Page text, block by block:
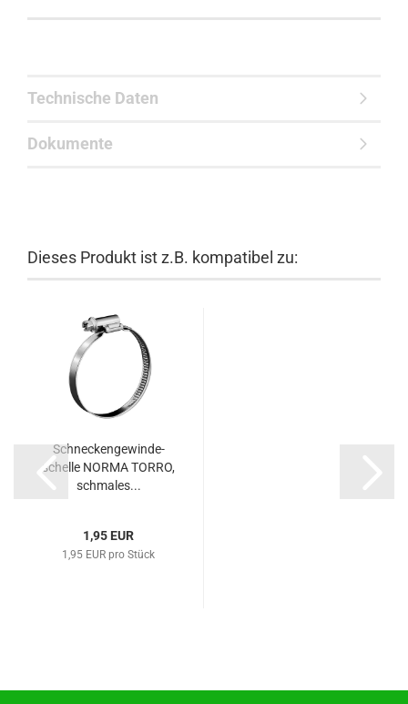
Technische Daten
Dokumente
Dieses Produkt ist z.B. kompatibel zu:
Schne­cken­ge­win­de­
schel­le NORMA TORRO,
schma­les...
1,95 EUR
1,95 EUR pro Stück